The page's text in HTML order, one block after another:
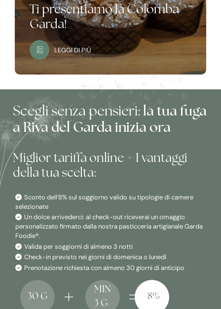
Ti presentiamo la Colomba
Garda!
LEGGI DI PIÙ
Scegli senza pensieri: la tua fuga
a Riva del Garda inizia ora
Miglior tariffa online + I vantaggi
della tua scelta:
Sconto dell’8% sul soggiorno valido su tipologie di camere
selezionate
Un dolce arrivederci: al check-out riceverai un omaggio
personalizzato firmato dalla nostra pasticceria artigianale Garda
Foodie®.
Valida per soggiorni di almeno 3 notti
Check-in previsto nei giorni di domenica o lunedì
Prenotazione richiesta con almeno 30 giorni di anticipo
30 G
MIN
3 G
-8%